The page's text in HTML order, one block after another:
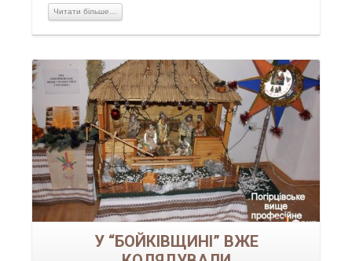
Читати більше…
Читати більше...
У “БОЙКІВЩИНІ” ВЖЕ